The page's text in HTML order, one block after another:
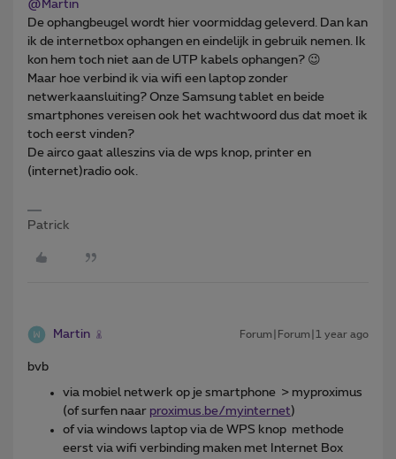
@Martin
De ophangbeugel wordt hier voormiddag geleverd. Dan kan
ik de internetbox ophangen en eindelijk in gebruik nemen. Ik
kon hem toch niet aan de UTP kabels ophangen? 😉
Maar hoe verbind ik via wifi een laptop zonder
netwerkaansluiting? Onze Samsung tablet en beide
smartphones vereisen ook het wachtwoord dus dat moet ik
toch eerst vinden?
De airco gaat alleszins via de wps knop, printer en
(internet)radio ook.
Patrick
Martin Forum|Forum|1 year ago
bvb
via mobiel netwerk op je smartphone > myproximus
(of surfen naar proximus.be/myinternet)
of via windows laptop via de WPS knop methode
eerst via wifi verbinding maken met Internet Box